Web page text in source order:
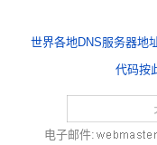
世界各地DNS服务器地
代码按
电子邮件: